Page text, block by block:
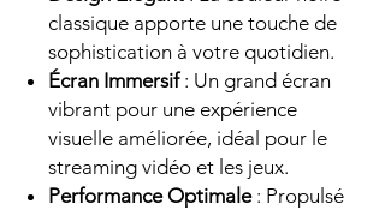
classique apporte une touche de
sophistication à votre quotidien.
Écran Immersif: Un grand écran
vibrant pour une expérience
visuelle améliorée, idéal pour le
streaming vidéo et les jeux.
Performance Optimale: Propulsé